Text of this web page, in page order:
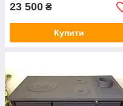
23 500 ₴
Купити